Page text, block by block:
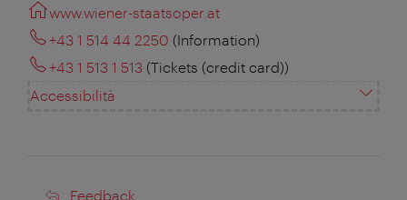
www.wiener-staatsoper.at
+43 1 514 44 2250 (Information)
+43 1 513 1 513 (Tickets (credit card))
Accessibilità
Feedback
Feedback